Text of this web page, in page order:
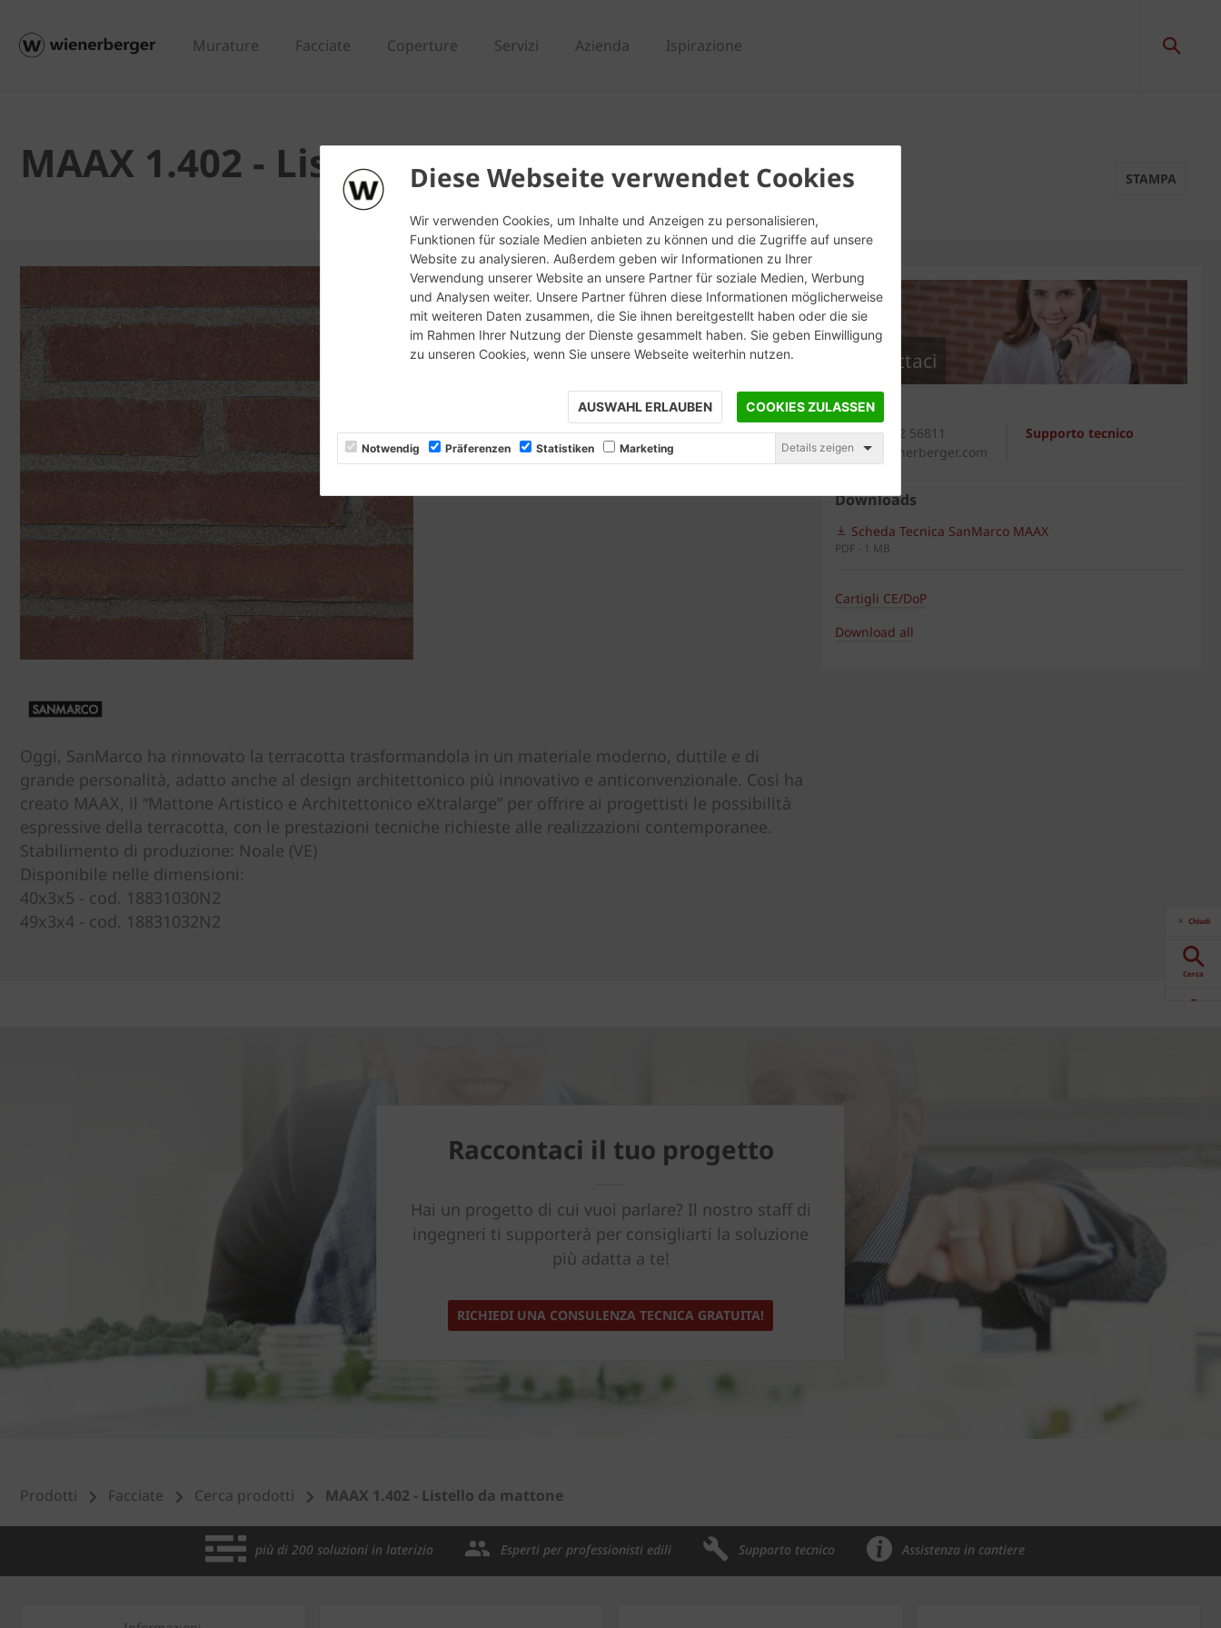
Diese Webseite verwendet Cookies
Wir verwenden Cookies, um Inhalte und Anzeigen zu personalisieren,
Funktionen für soziale Medien anbieten zu können und die Zugriffe auf unsere
Website zu analysieren. Außerdem geben wir Informationen zu Ihrer
Verwendung unserer Website an unsere Partner für soziale Medien, Werbung
und Analysen weiter. Unsere Partner führen diese Informationen möglicherweise
mit weiteren Daten zusammen, die Sie ihnen bereitgestellt haben oder die sie
im Rahmen Ihrer Nutzung der Dienste gesammelt haben. Sie geben Einwilligung
zu unseren Cookies, wenn Sie unsere Webseite weiterhin nutzen.
AUSWAHL ERLAUBEN COOKIES ZULASSEN
Notwendig Präferenzen Statistiken Marketing Details zeigen
Murature Facciate Coperture Servizi Azienda Ispirazione
MAAX 1.402 - Listello da mattone STAMPA
Oggi, SanMarco ha rinnovato la terracotta trasformandola in un materiale moderno, duttile e di
grande personalità, adatto anche al design architettonico più innovativo e anticonvenzionale. Così ha
creato MAAX, il “Mattone Artistico e Architettonico eXtralarge” per offrire ai progettisti le possibilità
espressive della terracotta, con le prestazioni tecniche richieste alle realizzazioni contemporanee.
Stabilimento di produzione: Noale (VE)
Disponibile nelle dimensioni:
40x3x5 - cod. 18831030N2
49x3x4 - cod. 18831032N2
Contattaci
Generale
Supporto tecnico
+39 0542 56811
italia@wienerberger.com
Downloads
Scheda Tecnica SanMarco MAAX
PDF - 1 MB
Cartigli CE/DoP
Download all
Raccontaci il tuo progetto
Hai un progetto di cui vuoi parlare? Il nostro staff di
ingegneri ti supporterà per consigliarti la soluzione
più adatta a te!
RICHIEDI UNA CONSULENZA TECNICA GRATUITA!
Chiudi
Cerca
Prodotti Facciate Cerca prodotti MAAX 1.402 - Listello da mattone
più di 200 soluzioni in laterizio Esperti per professionisti edili Supporto tecnico Assistenza in cantiere